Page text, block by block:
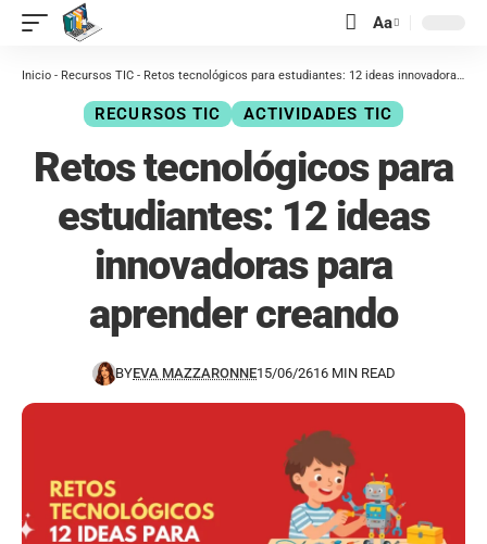
contenido Aa
Inicio - Recursos TIC - Retos tecnológicos para estudiantes: 12 ideas innovadoras para aprender creando
RECURSOS TIC ACTIVIDADES TIC
Retos tecnológicos para
estudiantes: 12 ideas
innovadoras para
aprender creando
BYEVA MAZZARONNE15/06/2616 MIN READ